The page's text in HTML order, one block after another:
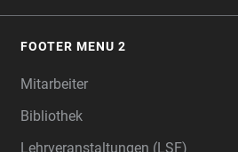
FOOTER MENU 2
Mitarbeiter
Bibliothek
Lehrveranstaltungen (LSF)